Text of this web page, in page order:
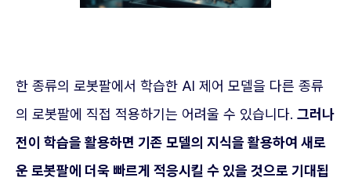
한 종류의 로봇팔에서 학습한 AI 제어 모델을 다른 종류
의 로봇팔에 직접 적용하기는 어려울 수 있습니다. 그러나
전이 학습을 활용하면 기존 모델의 지식을 활용하여 새로
운 로봇팔에 더욱 빠르게 적응시킬 수 있을 것으로 기대됩